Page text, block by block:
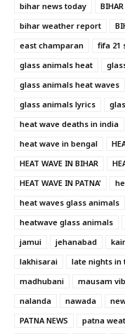
bihar news today BIHAR
bihar weather report
east champaran
fifa 21
glass animals heat
glass animals heat waves
glass animals lyrics
heat wave deaths in india
heat wave in bengal
HEAT WAVE IN BIHAR
HEAT WAVE IN PATNA'
heat waves glass animals
heatwave glass animals
jamui
jehanabad
lakhisarai
late nights in
madhubani
mausam
nalanda
nawada
PATNA NEWS
patna